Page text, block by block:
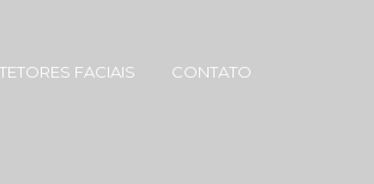
FACIAIS CONTATO